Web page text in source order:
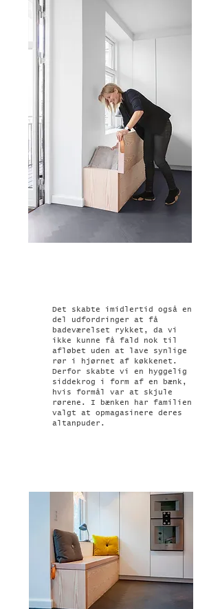
Det skabte imidlertid også en
del udfordringer at få
badeværelset rykket, da vi
ikke kunne få fald nok til
afløbet uden at lave synlige
rør i hjørnet af køkkenet.
Derfor skabte vi en hyggelig
siddekrog i form af en bænk,
hvis formål var at skjule
rørene. I bænken har familien
valgt at opmagasinere deres
altanpuder.